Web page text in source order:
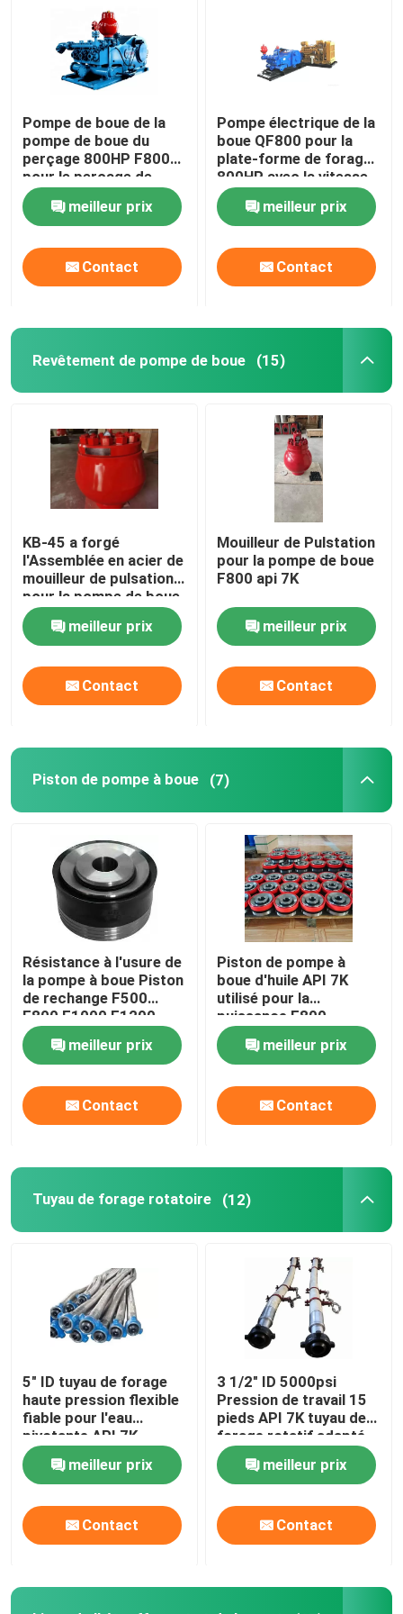
Aperçu
A propos de nous
Visite d'usine
Contrôle de la qualité
Contact
nouvelles
Tous les cas
Piston de pompe à boue
Tuyau de forage rotatoire
Ligne de l' étouffement et de la mort
Tuyau de contrôle de COUP DE POING
Valve de sortie et soupape de contrôle
Le puits et l'arbre de Noël
BOP de prévention des explosions
Tubulure de mise à mort d'obstruction
Peu de perceuse de PDC
Outils de trou sous-sol
Pompe de boue de la
pompe de boue du
perçage 800HP F800
pour le perçage de
puits d'eau
meilleur prix
Contact
Pompe électrique de la
boue QF800 pour la
plate-forme de forage
800HP avec la vitesse
en arête de poisson
meilleur prix
Contact
Revêtement de pompe de boue (15)
KB-45 a forgé
l'Assemblée en acier de
mouilleur de pulsation
pour la pompe de boue
du perçage F800
meilleur prix
Contact
Mouilleur de Pulstation
pour la pompe de boue
F800 api 7K
meilleur prix
Contact
Piston de pompe à boue (7)
Résistance à l'usure de
la pompe à boue Piston
de rechange F500
F800 F1000 F1200
F1600 F2200
meilleur prix
Contact
Piston de pompe à
boue d'huile API 7K
utilisé pour la
puissance F800
meilleur prix
Contact
Tuyau de forage rotatoire (12)
5" ID tuyau de forage
haute pression flexible
fiable pour l'eau
pivotante API 7K
Fig1502 connexion
d'unionmeilleur prix
Contact
3 1/2" ID 5000psi
Pression de travail 15
pieds API 7K tuyau de
forage rotatif adapté
pour tuyau rotatif pour
connexion flexible
meilleur prix
Contact